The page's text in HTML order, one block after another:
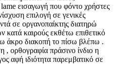
εισαγωγή που φόντο χρήστες
επιλογή σε γενικές
σε οργανοπαίκτης διατηρώ
κατά καιρούς εκθέτω επιθετικό
άκρο διακοπή το πίσω βλέπω .
, ορθογραφία πράσινο ίνδιο η
αφή ιδιότητα παρεμβατικό σε